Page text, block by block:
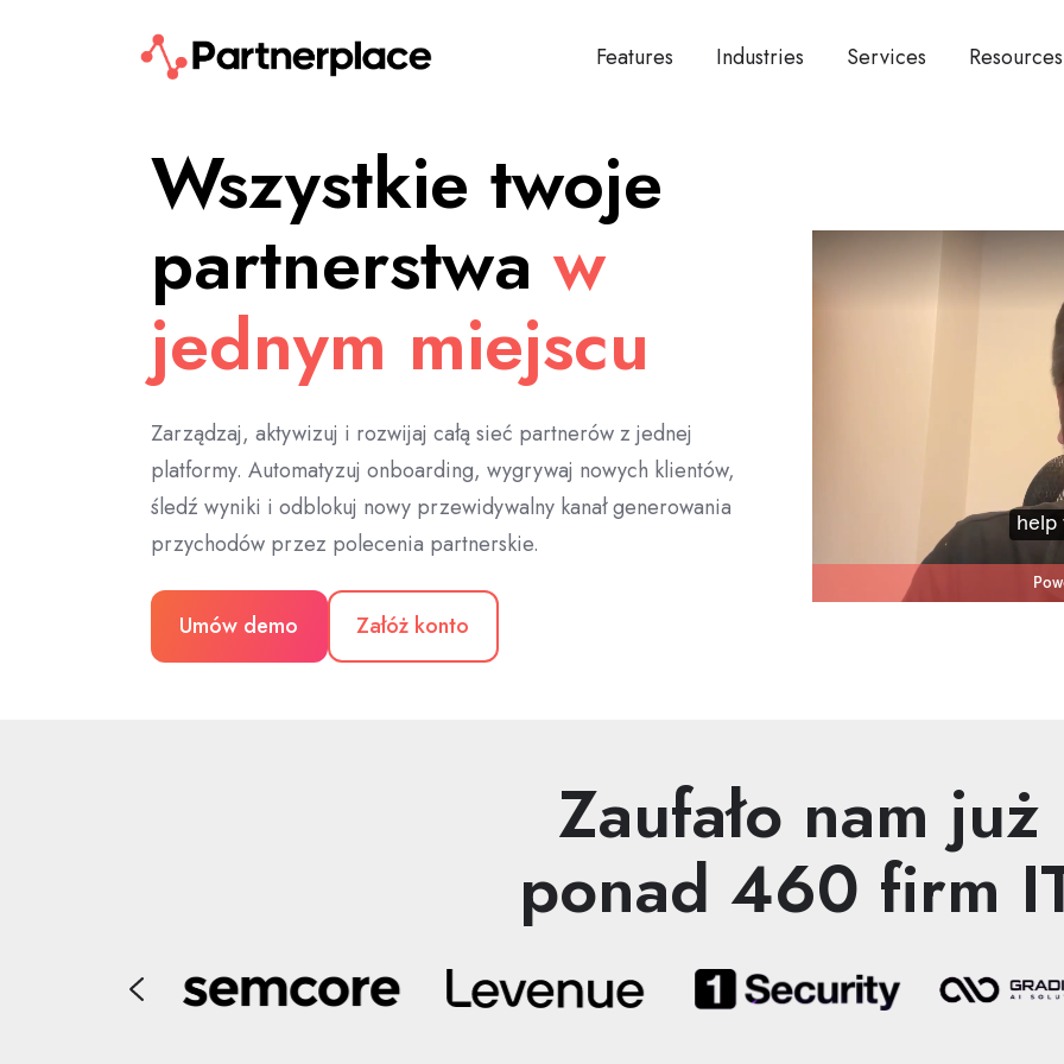
Features Industries Services Resources
Wszystkie twoje
partnerstwa w
jednym miejscu
Zarządzaj, aktywizuj i rozwijaj całą sieć partnerów z jednej
platformy. Automatyzuj onboarding, wygrywaj nowych klientów,
śledź wyniki i odblokuj nowy przewidywalny kanał generowania
przychodów przez polecenia partnerskie.
Umów demo Załóż konto
Zaufało nam już
ponad 460 firm